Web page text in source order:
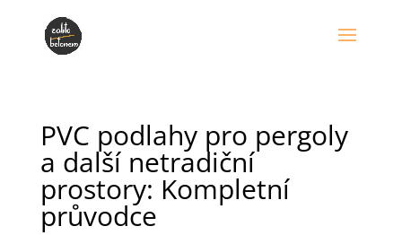
PVC podlahy pro pergoly
a další netradiční
prostory: Kompletní
průvodce